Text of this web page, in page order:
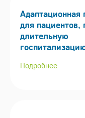
Адаптационная
для пациентов,
длительную
Подробнее